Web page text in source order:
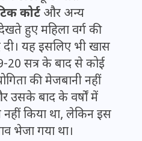
कोर्ट और अन्य
हुए महिला वर्ग की
दी। यह इसलिए भी खास
20 सत्र के बाद से कोई
की मेजबानी नहीं
उसके बाद के वर्षों में
नहीं किया था, लेकिन इस
भेजा गया था।